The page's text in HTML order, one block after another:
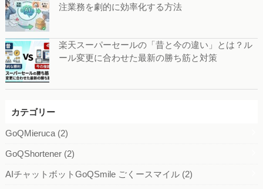
注業務を劇的に効率化する方法
楽天スーパーセールの「昔と今の違い」とは？ル
ール変更に合わせた最新の勝ち筋と対策
カテゴリー
GoQMieruca (2)
GoQShortener (2)
AIチャットボットGoQSmile ごくースマイル (2)